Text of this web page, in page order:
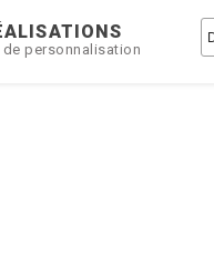
personnalisation